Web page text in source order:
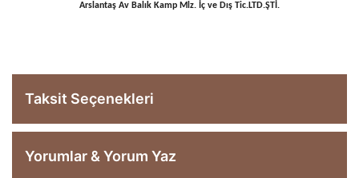
Arslantaş Av Balık Kamp Mlz. İç ve Dış Tic.LTD.ŞTİ.
Taksit Seçenekleri
Yorumlar & Yorum Yaz